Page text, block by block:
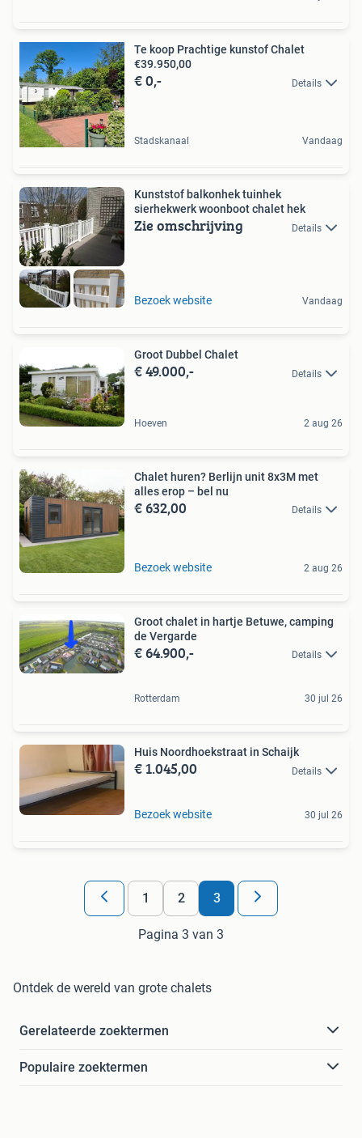
Te koop Prachtige kunstof Chalet
€39.950,00
€ 0,- Details
Stadskanaal Vandaag
Kunststof balkonhek tuinhek
sierhekwerk woonboot chalet hek
Zie omschrijving Details
Bezoek website Vandaag
Groot Dubbel Chalet
€ 49.000,- Details
Hoeven 2 aug 26
Chalet huren? Berlijn unit 8x3M met
alles erop – bel nu
€ 632,00 Details
Bezoek website 2 aug 26
Groot chalet in hartje Betuwe, camping
de Vergarde
€ 64.900,- Details
Rotterdam 30 jul 26
Huis Noordhoekstraat in Schaijk
€ 1.045,00 Details
Bezoek website 30 jul 26
1 2 3
Pagina 3 van 3
Ontdek de wereld van grote chalets
Gerelateerde zoektermen
Populaire zoektermen